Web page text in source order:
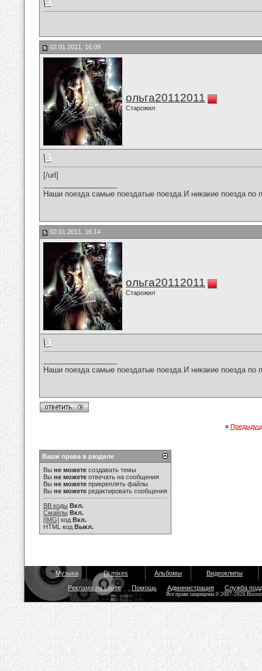
02.01.2011, 16:09
ольга20112011
Старожил
[/url]
Наши поезда самые поездатые поезда.И никакие поезда по
02.01.2011, 16:14
ольга20112011
Старожил
Наши поезда самые поездатые поезда.И никакие поезда по
«
Ваши права в разделе
Вы не можете создавать темы
Вы не можете отвечать на сообщения
Вы не можете прикреплять файлы
Вы не можете редактировать сообщения
BB коды Вкл.
Смайлы Вкл.
[IMG] код Вкл.
HTML код Выкл.
Музыка Dj mixes Альбомы Видеоклипы
Реклама на сайте Помощь Администрация Служба
Все права защищены © 2007-2026